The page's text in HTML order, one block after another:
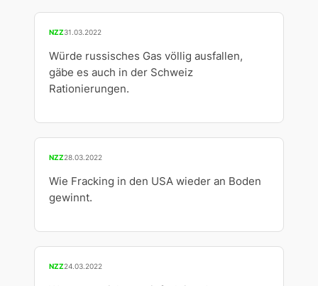
NZZ31.03.2022
Würde russisches Gas völlig ausfallen,
gäbe es auch in der Schweiz
Rationierungen.
NZZ28.03.2022
Wie Fracking in den USA wieder an Boden
gewinnt.
NZZ24.03.2022